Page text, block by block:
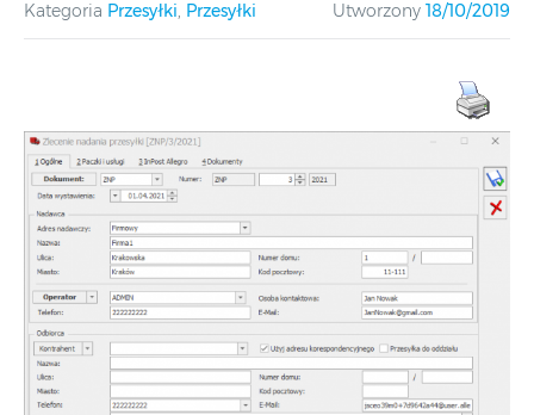
Kategoria Przesyłki, Przesyłki Utworzony 18/10/2019